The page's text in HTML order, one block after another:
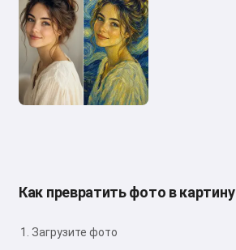
Как превратить фото в картину
Загрузите фото